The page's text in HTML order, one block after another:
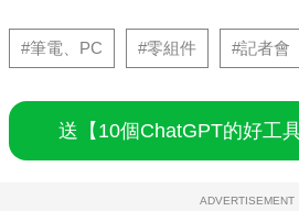
#筆電、PC #零組件 #記者會
送【10個ChatGPT的好工
ADVERTISEMENT